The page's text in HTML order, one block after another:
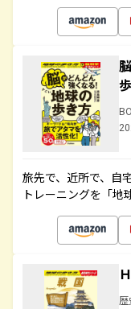
旅先で、近所で、自
トレーニングを「地